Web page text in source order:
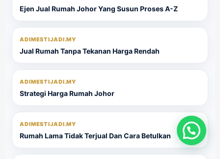
Ejen Jual Rumah Johor Yang Susun Proses A-Z
ADIMESTIJADI.MY
Jual Rumah Tanpa Tekanan Harga Rendah
ADIMESTIJADI.MY
Strategi Harga Rumah Johor
ADIMESTIJADI.MY
Rumah Lama Tidak Terjual Dan Cara Betulkan